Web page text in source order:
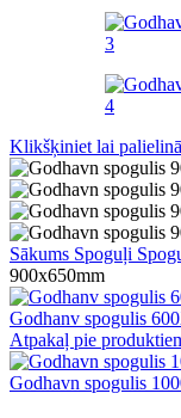
Klikšķiniet lai
Sākums Spoguļi
900x650mm
Godhanv spogulis
Atpakaļ pie
Godhavn spogulis